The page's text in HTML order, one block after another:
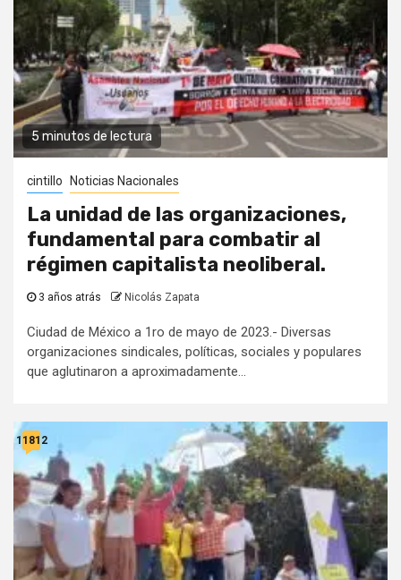
5 minutos de lectura
cintillo Noticias Nacionales
La unidad de las organizaciones,
fundamental para combatir al
régimen capitalista neoliberal.
3 años atrás Nicolás Zapata
Ciudad de México a 1ro de mayo de 2023.- Diversas
organizaciones sindicales, políticas, sociales y populares
que aglutinaron a aproximadamente...
11812